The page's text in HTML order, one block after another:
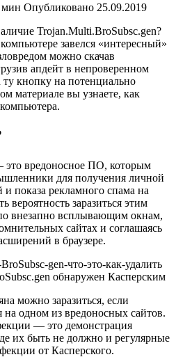
мин Опубликовано 25.09.2019
Trojan.Multi.BroSubsc.gen?
завелся «интересный»
можно скачав
апдейт в непроверенном
кнопку на потенциально
материале вы узнаете, как
это вредоносное ПО, которым
для получения личной
показа рекламного спама на
вероятность заразиться этим
внезапно всплывающим окнам,
сайтах и соглашаясь
в браузере.
обнаружен Касперским
можно заразиться, если
на одном из вредоносных сайтов.
— это демонстрация
их быть не должно и регулярные
от Касперского.